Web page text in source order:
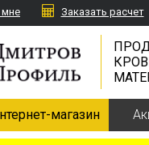
мне Заказать расчет
магазин